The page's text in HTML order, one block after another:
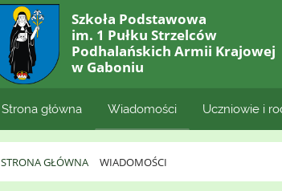
Szkoła Podstawowa
im. 1 Pułku Strzelców
Podhalańskich Armii Krajowej
w Gaboniu
Strona główna Wiadomości Uczniowie i
STRONA GŁÓWNA WIADOMOŚCI